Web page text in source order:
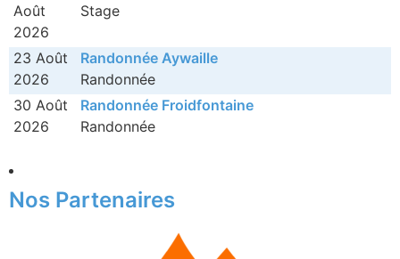
Août
2026
Stage
23 Août
2026
Randonnée Aywaille
Randonnée
30 Août
2026
Randonnée Froidfontaine
Randonnée
Nos Partenaires